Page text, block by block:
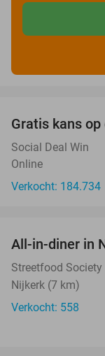
Gratis kans
Social Deal Win
Online
Verkocht: 184.734
All-in-diner in
Streetfood Society
Nijkerk (7 km)
Verkocht: 558